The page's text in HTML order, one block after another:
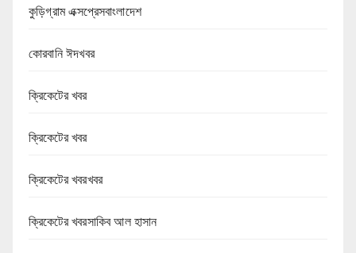
কুড়িগ্রাম এক্সপ্রেসবাংলাদেশ
কোরবানি ঈদখবর
ক্রিকেটের খবর
ক্রিকেটের খবর
ক্রিকেটের খবরখবর
ক্রিকেটের খবরসাকিব আল হাসান